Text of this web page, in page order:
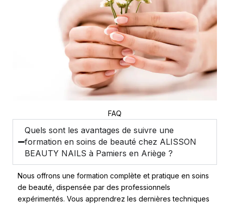
FAQ
Quels sont les avantages de suivre une
formation en soins de beauté chez ALISSON
BEAUTY NAILS à Pamiers en Ariège ?
Nous offrons une formation complète et pratique en soins
de beauté, dispensée par des professionnels
expérimentés. Vous apprendrez les dernières techniques